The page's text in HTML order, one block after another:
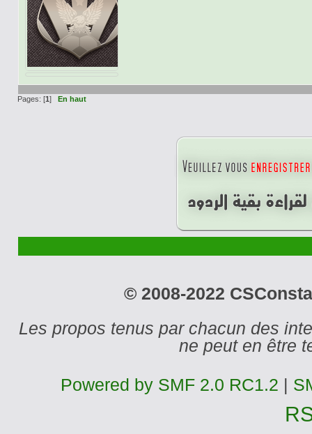
Pages: [1 ] En haut
© 2008-2022
Les propos tenus par chacun des
ne peut en être
Powered by SMF 2.0 RC1.2 |